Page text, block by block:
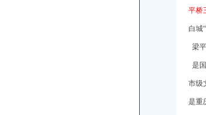
平桥
白城“
梁
是
市级
是重